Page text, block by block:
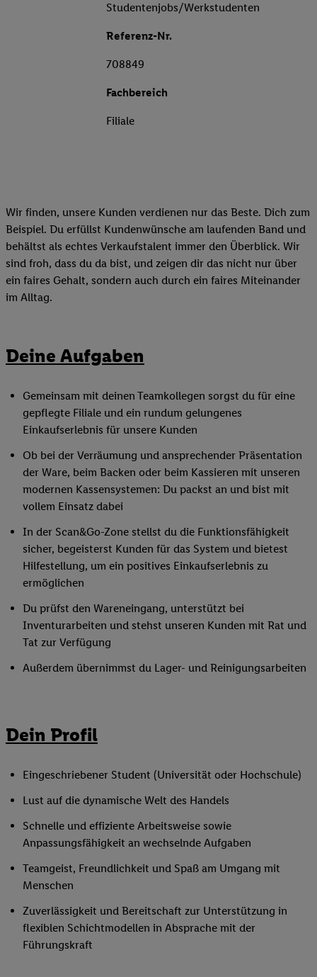
Studentenjobs/Werkstudenten
Referenz-Nr.
708849
Fachbereich
Filiale
Wir finden, unsere Kunden verdienen nur das Beste. Dich zum
Beispiel. Du erfüllst Kundenwünsche am laufenden Band und
behältst als echtes Verkaufstalent immer den Überblick. Wir
sind froh, dass du da bist, und zeigen dir das nicht nur über
ein faires Gehalt, sondern auch durch ein faires Miteinander
im Alltag.
Deine Aufgaben
Gemeinsam mit deinen Teamkollegen sorgst du für eine
gepflegte Filiale und ein rundum gelungenes
Einkaufserlebnis für unsere Kunden
Ob bei der Verräumung und ansprechender Präsentation
der Ware, beim Backen oder beim Kassieren mit unseren
modernen Kassensystemen: Du packst an und bist mit
vollem Einsatz dabei
In der Scan&Go-Zone stellst du die Funktionsfähigkeit
sicher, begeisterst Kunden für das System und bietest
Hilfestellung, um ein positives Einkaufserlebnis zu
ermöglichen
Du prüfst den Wareneingang, unterstützt bei
Inventurarbeiten und stehst unseren Kunden mit Rat und
Tat zur Verfügung
Außerdem übernimmst du Lager- und Reinigungsarbeiten
Dein Profil
Eingeschriebener Student (Universität oder Hochschule)
Lust auf die dynamische Welt des Handels
Schnelle und effiziente Arbeitsweise sowie
Anpassungsfähigkeit an wechselnde Aufgaben
Teamgeist, Freundlichkeit und Spaß am Umgang mit
Menschen
Zuverlässigkeit und Bereitschaft zur Unterstützung in
flexiblen Schichtmodellen in Absprache mit der
Führungskraft